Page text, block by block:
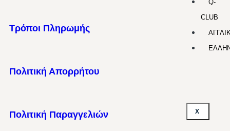
Q-
CLUB
X
Τρόποι Πληρωμής
Πολιτική Απορρήτου
Πολιτική Παραγγελιών